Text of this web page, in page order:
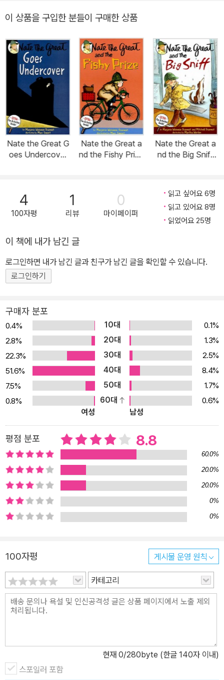
이 상품을 구입한 분들이 구매한 상품
Nate the Great G
oes Undercover
Nate the Great a
nd the Fishy Prize
Nate the Great a
nd the Big Sniff
4
100자평
1
리뷰
0
마이페이퍼
읽고 싶어요 6명
읽고 있어요 8명
읽었어요 25명
이 책에 내가 남긴 글
로그인하면 내가 남긴 글과 친구가 남긴 글을 확인할 수 있습니다.
로그인하기
구매자 분포
0.4% 10대
0.1%
2.8%
20대
1.3%
22.3%
30대
2.5%
51.6%
40대
8.4%
7.5%
50대
1.7%
0.8%
60대
0.6%
여성
남성
평점 분포 8.8
60.0%
20.0%
20.0%
0%
0%
100자평 게시물 운영 원칙
카테고리
현재 0/280byte (한글 140자 이내)
스포일러 포함